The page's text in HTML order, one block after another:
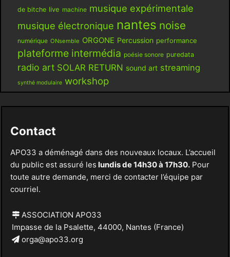
de bitche live machine musique expérimentale
musique électronique nantes noise
numérique ONsemble ORGONE Percussion performance
plateforme intermédia poésie sonore puredata
radio art SOLAR RETURN sound art streaming
synthé modulaire workshop
Contact
APO33 a déménagé dans des nouveaux locaux. L’accueil
du public est assuré les lundis de 14h30 à 17h30.Pour
toute autre demande, merci de contacter l’équipe par
courriel.
ASSOCIATION APO33
Impasse de la Psalette, 44000, Nantes (France)
orga@apo33.org